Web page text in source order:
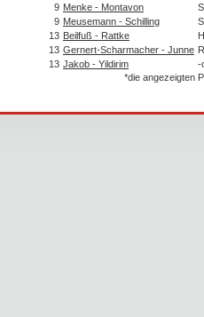
9 Menke - Montavon
9 Meusemann - Schilling
13 Beilfuß - Rattke
13 Gernert-Scharmacher - Junne
13 Jakob - Yildirim
-
*die angezeigten